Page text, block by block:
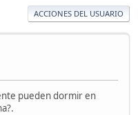
ACCIONES DEL USUARIO
pueden dormir en